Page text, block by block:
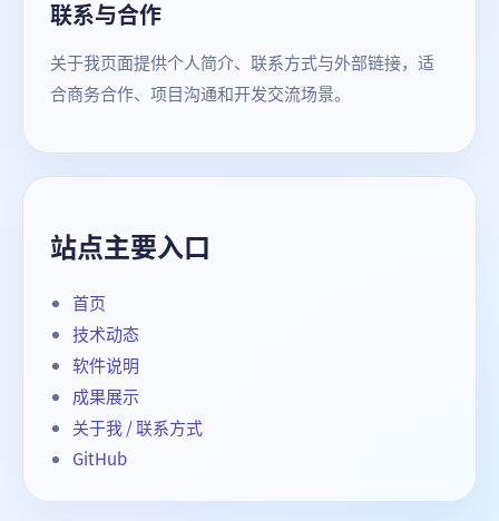
联系与合作
关于我页面提供个人简介、联系方式与外部链接，适
合商务合作、项目沟通和开发交流场景。
站点主要入口
首页
技术动态
软件说明
成果展示
关于我 / 联系方式
GitHub